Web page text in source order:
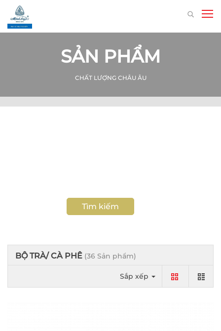
SẢN PHẨM
CHẤT LƯỢNG CHÂU ÂU
Tìm kiếm
BỘ TRÀ/ CÀ PHÊ (36 Sản phẩm)
Sắp xếp